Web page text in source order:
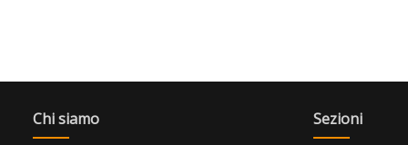
Chi siamo Sezioni